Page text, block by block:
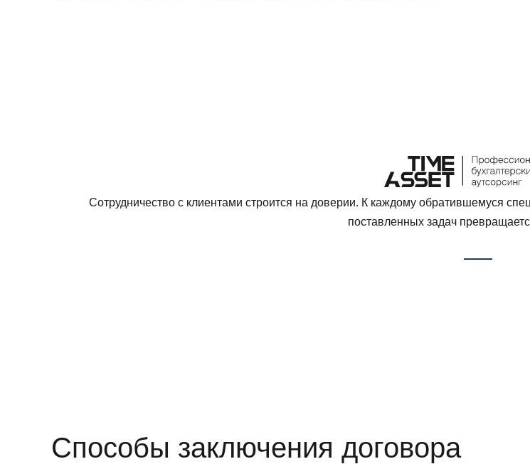
Сотрудничество с клиентами строится на доверии. К каждому обратившемуся
поставленных задач
Способы заключения договора